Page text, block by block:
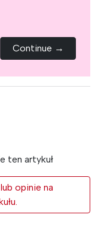
Continue →
ten artykuł
opinie na